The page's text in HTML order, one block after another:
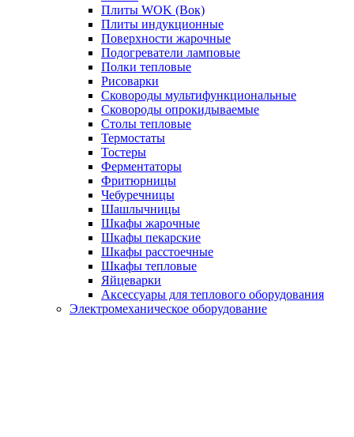
Плиты WOK (Вок)
Плиты индукционные
Поверхности жарочные
Подогреватели ламповые
Полки тепловые
Рисоварки
Сковороды мультифункциональные
Сковороды опрокидываемые
Столы тепловые
Термостаты
Тостеры
Ферментаторы
Фритюрницы
Чебуречницы
Шашлычницы
Шкафы жарочные
Шкафы пекарские
Шкафы расстоечные
Шкафы тепловые
Яйцеварки
Аксессуары для теплового оборудования
Электромеханическое оборудование